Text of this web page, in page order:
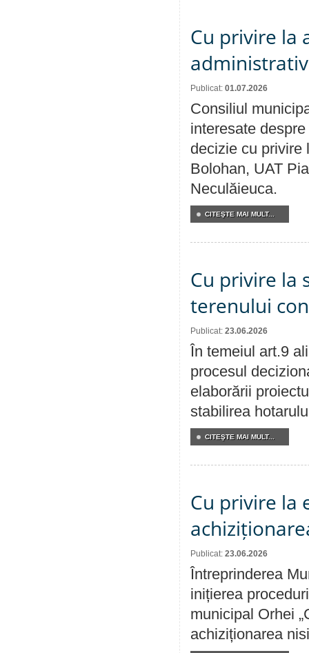
Cu privire la
Publicat: 01.07.2026
Consiliul
interesate
decizie cu privire
Bolohan, UAT
Neculăieuca.
CITEŞTE MAI MULT...
Cu privire la
terenului
Publicat: 23.06.2026
În temeiul art.9
procesul
elaborării
stabilirea
CITEŞTE MAI MULT...
Cu privire la
Publicat: 23.06.2026
Întreprinderea
inițierea
municipal Orhei
achiziționarea